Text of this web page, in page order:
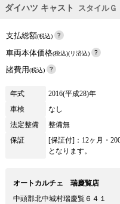
ダイハツ キャスト スタイル
支払総額(税込)
車両本体価格(税込)(リ済込)
諸費用(税込)
年式 2016(平成28)年
車検
なし
法定整備
整備無
保証
[保証付]：12ヶ月・
となります。
オートカルチェ 瑞慶覧店
中頭郡北中城村瑞慶覧６４１